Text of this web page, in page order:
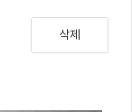
삭제